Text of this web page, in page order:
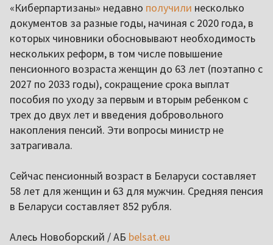
«Киберпартизаны» недавно получили несколько
документов за разные годы, начиная с 2020 года, в
которых чиновники обосновывают необходимость
нескольких реформ, в том числе повышение
пенсионного возраста женщин до 63 лет (поэтапно с
2027 по 2033 годы), сокращение срока выплат
пособия по уходу за первым и вторым ребенком с
трех до двух лет и введения добровольного
накопления пенсий. Эти вопросы министр не
затрагивала.
Сейчас пенсионный возраст в Беларуси составляет
58 лет для женщин и 63 для мужчин. Средняя пенсия
в Беларуси составляет 852 рубля.
Алесь Новоборский / АБ belsat.eu